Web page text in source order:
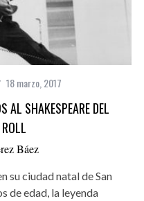
18 marzo, 2017
AL SHAKESPEARE DEL
Báez
su ciudad natal de San
de edad, la leyenda